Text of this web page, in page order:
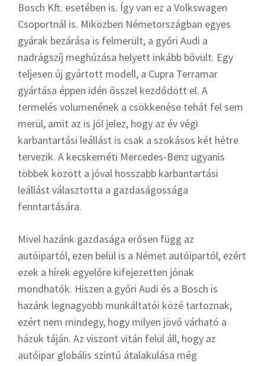
Bosch Kft. esetében is. Így van ez a Volkswagen
Csoportnál is. Miközben Németországban egyes
gyárak bezárása is felmerült, a győri Audi a
nadrágszíj meghúzása helyett inkább bővült. Egy
teljesen új gyártott modell, a Cupra Terramar
gyártása éppen idén ősszel kezdődött el. A
termelés volumenének a csökkenése tehát fel sem
merül, amit az is jól jelez, hogy az év végi
karbantartási leállást is csak a szokásos két hétre
tervezik. A kecskeméti Mercedes-Benz ugyanis
többek között a jóval hosszabb karbantartási
leállást választotta a gazdaságossága
fenntartására.
Mivel hazánk gazdasága erősen függ az
autóipartól, ezen belül is a Német autóipartól, ezért
ezek a hírek egyelőre kifejezetten jónak
mondhatók. Hiszen a győri Audi és a Bosch is
hazánk legnagyobb munkáltatói közé tartoznak,
ezért nem mindegy, hogy milyen jövő várható a
házuk táján. Az viszont vitán felül áll, hogy az
autóipar globális szintű átalakulása még